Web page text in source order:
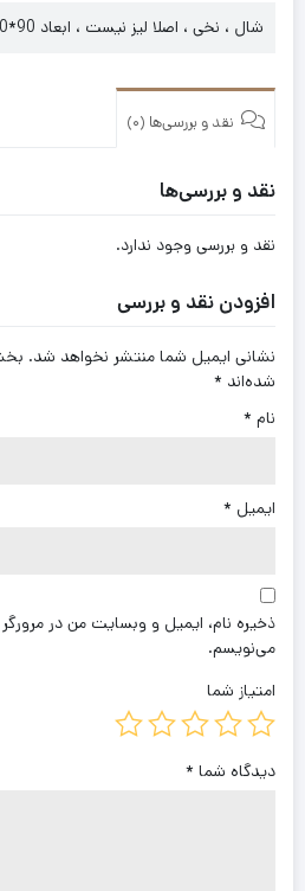
شال ، نخی ، اصلا لیز نیست ، ابعاد 90*180 ، مناسب چهار فصل
نقد و بررسی‌ها (0)
نقد و بررسی‌ها
نقد و بررسی وجود ندارد.
افزودن نقد و بررسی
نشانی ایمیل شما منتشر نخواهد شد.
شده‌اند *
نام *
ایمیل *
ذخیره نام، ایمیل و وبسایت من در مرورگر
می‌نویسم.
امتیاز شما
دیدگاه شما *